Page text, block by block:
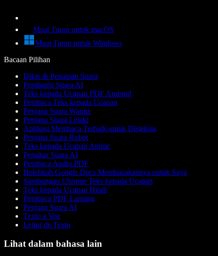
Muat Turun untuk macOS
Muat Turun untuk Windows
Bacaan Pilihan
Dikte & Penaipan Suara
Pembantu Suara AI
Teks kepada Ucapan PDF Android
Pembaca Teks kepada Ucapan
Penjana Suara Wanita
Penjana Suara Lelaki
Aplikasi Membaca Terbaik untuk Disleksia
Penjana Suara Robot
Teks kepada Ucapan Anime
Penukar Suara AI
Pembaca Audio PDF
Bolehkah Google Docs Membacakannya untuk Saya
Sambungan Chrome Teks kepada Ucapan
Teks kepada Ucapan Hindi
Pembaca PDF Lantang
Penjana Suara AI
Texto a Voz
Leitor de Texto
Lihat dalam bahasa lain